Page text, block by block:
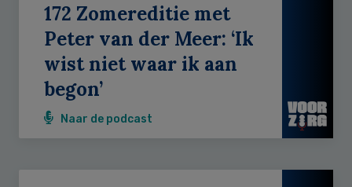
172 Zomereditie met
Peter van der Meer: ‘Ik
wist niet waar ik aan
begon’
Naar de podcast